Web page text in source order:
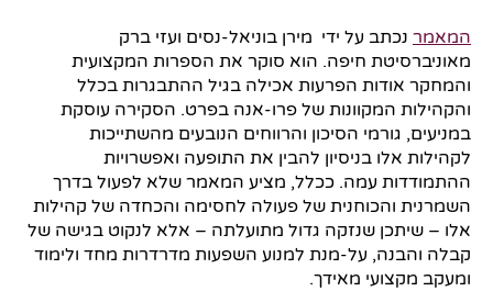
המאמר נכתב על ידי מירן בוניאל-נסים ועזי ברק
מאוניברסיטת חיפה. הוא סוקר את הספרות המקצועית
והמחקר אודות הפרעות אכילה בגיל ההתבגרות בכלל
והקהילות המקוונות של פרו-אנה בפרט. הסקירה עוסקת
במניעים, גורמי הסיכון והרווחים הנובעים מהשתייכות
לקהילות אלו בניסיון להבין את התופעה ואפשרויות
ההתמודדות עמה. ככלל, מציע המאמר שלא לפעול בדרך
השמרנית והכוחנית של פעולה לחסימה והכחדה של קהילות
אלו – שיתכן שנזקה גדול מתועלתה – אלא לנקוט בגישה של
קבלה והבנה, על-מנת למנוע השפעות מדרדרות מחד ולימוד
ומעקב מקצועי מאידך.